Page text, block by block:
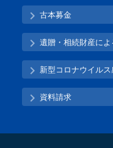
古本募金
遺贈・相続財産に
新型コロナウイル
資料請求